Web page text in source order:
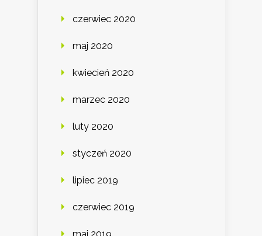
czerwiec 2020
maj 2020
kwiecień 2020
marzec 2020
luty 2020
styczeń 2020
lipiec 2019
czerwiec 2019